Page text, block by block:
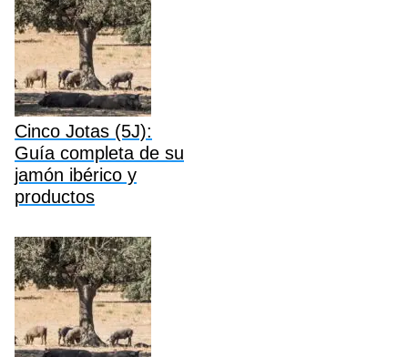
Cinco Jotas (5J):
Guía completa de su
jamón ibérico y
productos